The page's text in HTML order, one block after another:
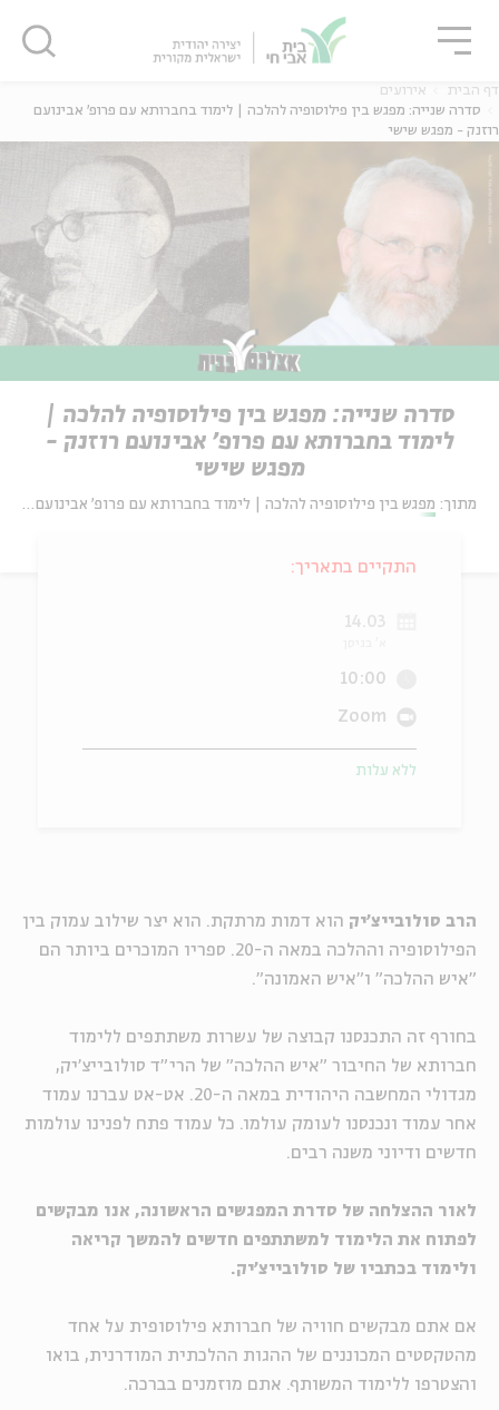
דף הבית
אירועים
סדרה שנייה: מפגש בין פילוסופיה להלכה | לימוד בחברותא עם פרופ' אבינועם
רוזנק - מפגש שישי
סדרה שנייה: מפגש בין פילוסופיה להלכה |
לימוד בחברותא עם פרופ' אבינועם רוזנק -
מפגש שישי
מתוך: מפגש בין פילוסופיה להלכה | לימוד בחברותא עם פרופ' אבינועם רוזנק | סדרת מפגשים שנייה
הרב סולובייצ'יק הוא דמות מרתקת. הוא יצר שילוב עמוק בין
הפילוסופיה וההלכה במאה ה-20. ספריו המוכרים ביותר הם
"איש ההלכה" ו"איש האמונה".
בחורף זה התכנסנו קבוצה של עשרות משתתפים ללימוד
חברותא של החיבור "איש ההלכה" של הרי"ד סולובייצ'יק,
מגדולי המחשבה היהודית במאה ה-20. אט-אט עברנו עמוד
אחר עמוד ונכנסנו לעומק עולמו. כל עמוד פתח לפנינו עולמות
חדשים ודיוני משנה רבים.
לאור ההצלחה של סדרת המפגשים הראשונה, אנו מבקשים
לפתוח את הלימוד למשתתפים חדשים להמשך קריאה
ולימוד בכתביו של סולובייצ'יק.
אם אתם מבקשים חוויה של חברותא פילוסופית על אחד
מהטקסטים המכוננים של ההגות ההלכתית המודרנית, בואו
והצטרפו ללימוד המשותף. אתם מוזמנים בברכה.
התקיים בתאריך:
14.03
10:00
Zoom
ללא עלות
סגור